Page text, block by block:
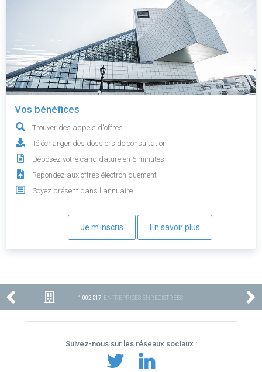
Vos bénéfices
Trouver des appels d'offres
Télécharger des dossiers de consultation
Déposez votre candidature en 5 minutes
Répondez aux offres électroniquement
Soyez présent dans l'annuaire
Je m'inscris En savoir plus
1 002 517 ENTREPRISES ENREGISTRÉES
Suivez-nous sur les réseaux sociaux :